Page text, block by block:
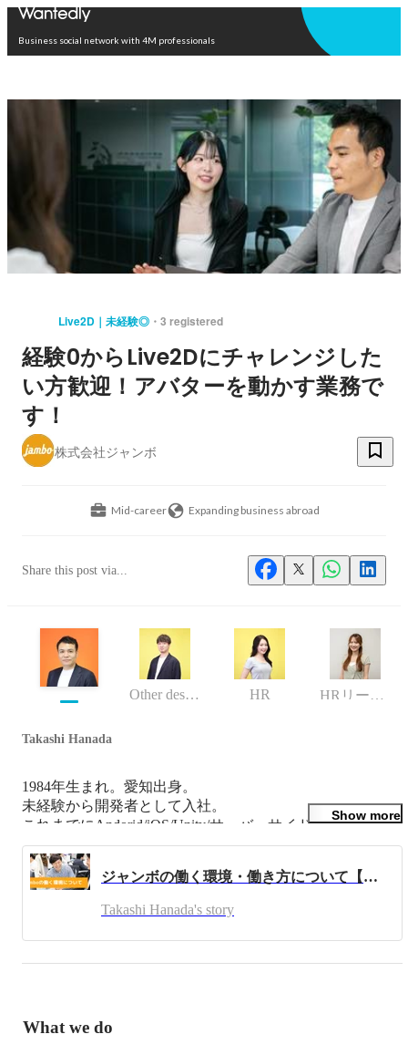
Business social network with 4M professionals
Live2D｜未経験◎ 3 registered
経験0からLive2Dにチャレンジした
い方歓迎！アバターを動かす業務で
す！
株式会社ジャンボ
Mid-career Expanding business abroad
Share this post via...
Other designer HR HRリーダー
Takashi Hanada
1984年生まれ。愛知出身。
未経験から開発者として入社。
これまでにAndorid/iOS/Unity/サーバーサイドエンジニアと
して自社サービスを開発。
サービス拡大に伴い2021年4月に株式会社ジャンボを設
立。
Show more
ジャンボの働く環境・働き方について【会社紹介】
Takashi Hanada's story
What we do